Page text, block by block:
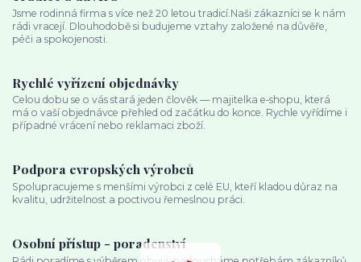
Jsme rodinná firma s více než 20 letou tradicí.Naši zákazníci se k nám
rádi vracejí. Dlouhodobě si budujeme vztahy založené na důvěře,
péči a spokojenosti.
Rychlé vyřízení objednávky
Celou dobu se o vás stará jeden člověk — majitelka e‑shopu, která
má o vaší objednávce přehled od začátku do konce. Rychle vyřídíme i
případné vrácení nebo reklamaci zboží.
Podpora evropských výrobců
Spolupracujeme s menšími výrobci z celé EU, kteří kladou důraz na
kvalitu, udržitelnost a poctivou řemeslnou práci.
Osobní přístup - poradenství